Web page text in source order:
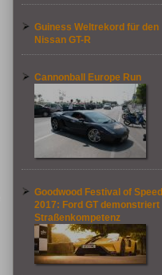
Guiness Weltrekord für den
Nissan GT-R
Cannonball Europe Run
Goodwood Festival of Speed
2017: Ford GT demonstriert
Straßenkompetenz